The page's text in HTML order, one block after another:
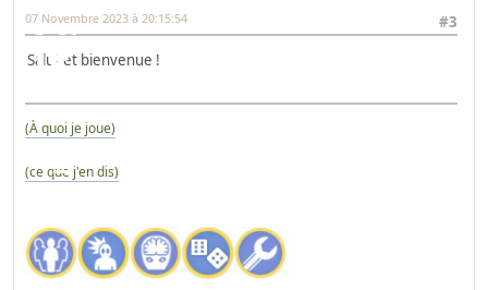
#3
07 Novembre 2023 à 20:15:54
Salut et bienvenue !
(À quoi je joue)
(ce que j'en dis)